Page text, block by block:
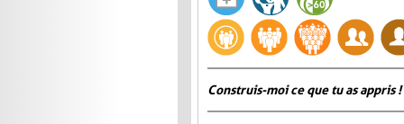
Construis-moi ce que tu as appris !